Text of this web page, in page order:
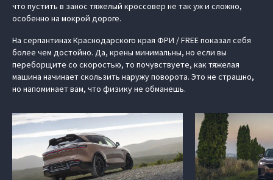
что пустить в занос тяжелый кроссовер не так уж и сложно,
особенно на мокрой дороге.
На серпантинах Краснодарского края ФРИ / FREE показал себя
более чем достойно. Да, крены минимальны, но если вы
переборщите со скоростью, то почувствуете, как тяжелая
машина начинает скользить наружу поворота. Это не страшно,
но напоминает вам, что физику не обманешь.